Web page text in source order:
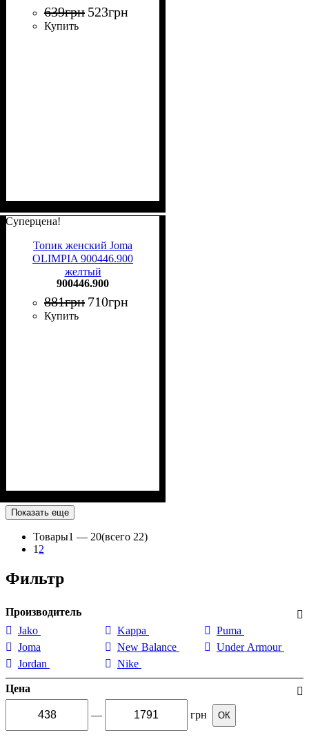
639грн 523грн
Купить
Суперцена!
Топик женский Joma
OLIMPIA 900446.900
желтый
900446.900
881грн 710грн
Купить
Показать еще
Товары1 — 20(всего 22)
1 2
Фильтр
Производитель
Jako
Joma
Jordan
Kappa
New Balance
Nike
Puma
Under Armour
Цена
— грн ОК